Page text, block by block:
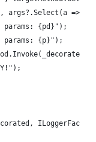
args?.Select(a =>
params: {pd}");
params: {p}");